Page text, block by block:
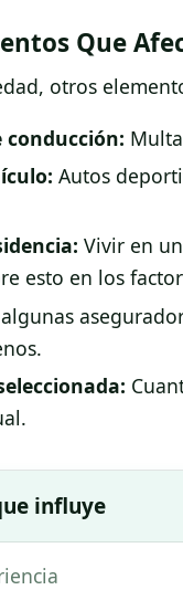
Que
otros
conducción:
Autos
Vivir en
esto en los
influye